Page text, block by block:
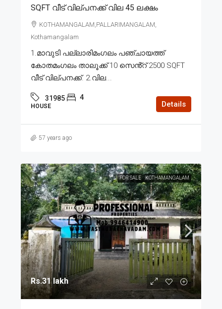
SQFT വീട് വില്പനക്ക് വില 45 ലക്ഷം
KOTHAMANGALAM,PALLARIMANGALAM,
Kothamangalam
1.മാവുടി പല്ലാരിമംഗലം പഞ്ചായത്ത്
കോതമംഗലം താലൂക്ക് 10 സെൻ്റ് 2500 SQFT
വീട് വില്പനക്ക്. 2.വില...
31985 4
HOUSE Details
57 years ago
FOR SALE KOTHAMANGALAM
Rs.31 lakh